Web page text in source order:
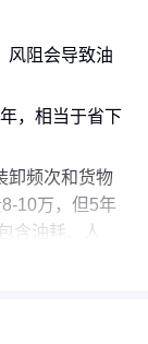
风阻会导致油
，相当于省下
卸频次和货物
10万，但5年
含油耗、人